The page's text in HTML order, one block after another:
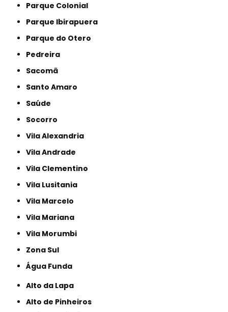
Parque Colonial
Parque Ibirapuera
Parque do Otero
Pedreira
Sacomã
Santo Amaro
Saúde
Socorro
Vila Alexandria
Vila Andrade
Vila Clementino
Vila Lusitania
Vila Marcelo
Vila Mariana
Vila Morumbi
Zona Sul
Água Funda
Alto da Lapa
Alto de Pinheiros